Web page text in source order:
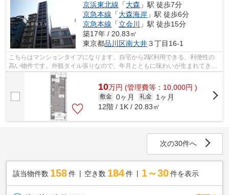
京浜東北線 「大森 」駅 徒歩7分
京急本線 「大森海岸 」駅 徒歩6分
京急本線 「立会川 」駅 徒歩15分
築17年 / 20.83㎡
東京都品川区南大井３丁目16-1
こちらはマンションタイプになります。自宅から2駅利用できる、利便性の
高い物件です。外観タイル張りなので、年月とともに味わいが生まれてきま
す。夏場は特に涼しい通風良好な環境の...
10万円 (管理費等：10,000円 )
敷金 0ヶ月 礼金
1ヶ月
12階 / 1K / 20.83㎡
次の30件へ
該当物件数 158件 空き数 184 件 1～30 件を表示